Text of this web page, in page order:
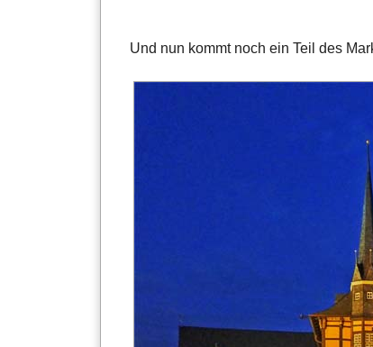
Und nun kommt noch ein Teil des